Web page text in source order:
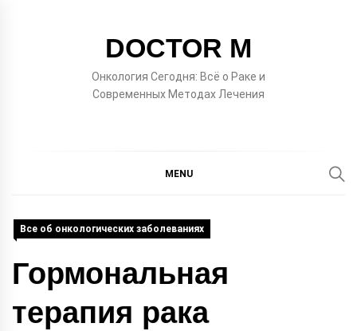
DOCTOR M
Онкология Сегодня: Всё о Раке и
Современных Методах Лечения
MENU
Все об онкологических заболеваниях
Гормональная
терапия рака